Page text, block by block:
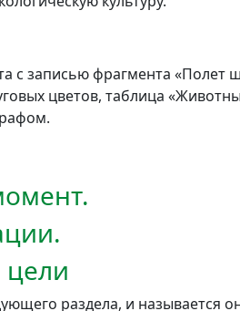
с записью фрагмента «Полет
цветов, таблица
цели
раздела, и называется